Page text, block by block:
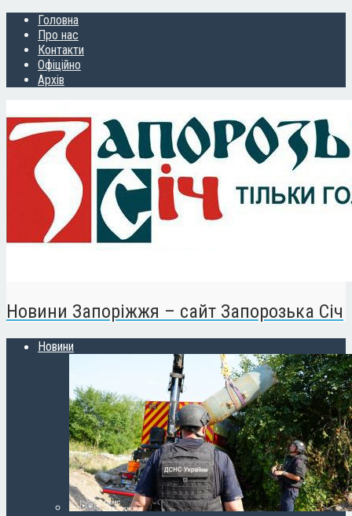
Головна
Про нас
Контакти
Офіційно
Архів
Новини Запоріжжя – сайт Запорозька Січ
Новини